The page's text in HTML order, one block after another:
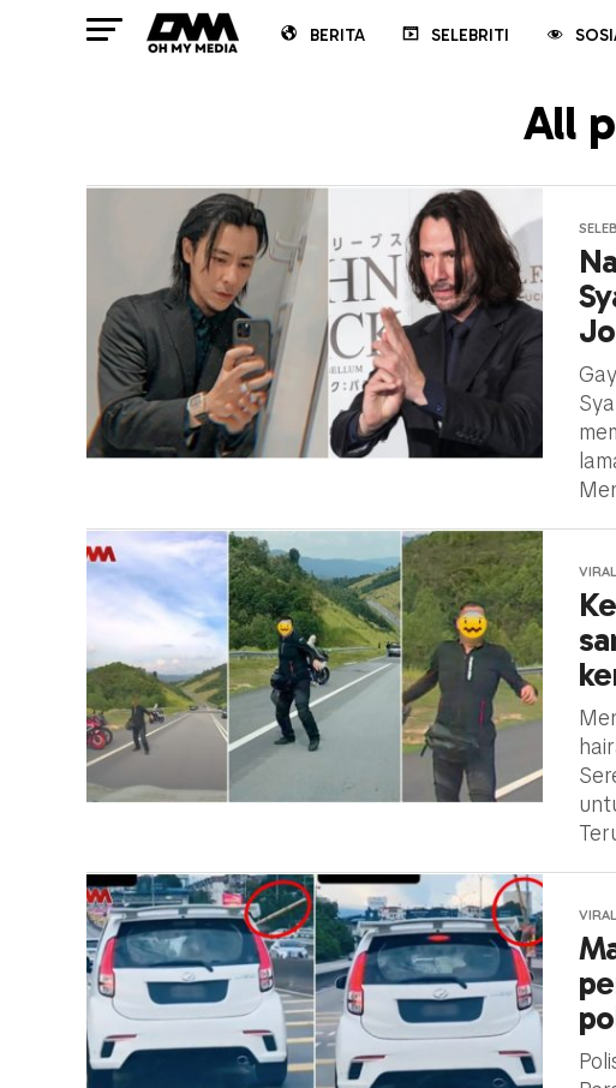
BERITA SELEBRITI
All
VIRAL
VIRAL